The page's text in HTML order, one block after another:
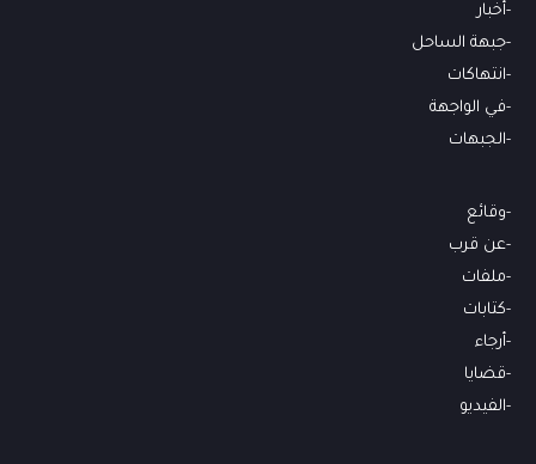
أخبار
جبهة الساحل
انتهاكات
في الواجهة
الجبهات
وقائع
عن قرب
ملفات
كتابات
أرجاء
قضايا
الفيديو